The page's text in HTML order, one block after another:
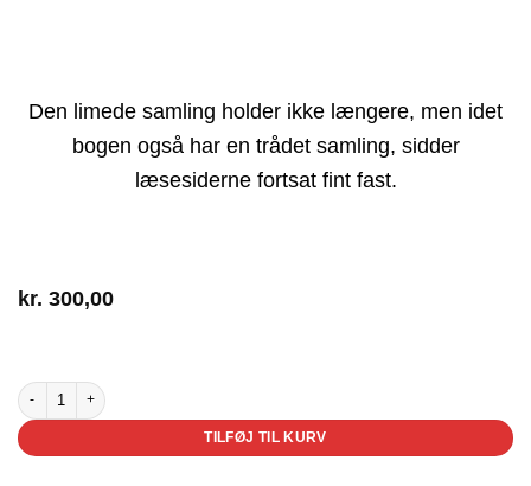
Den limede samling holder ikke længere, men idet
bogen også har en trådet samling, sidder
læsesiderne fortsat fint fast.
kr. 300,00
Min verden i en nøddeskal antal
TILFØJ TIL KURV